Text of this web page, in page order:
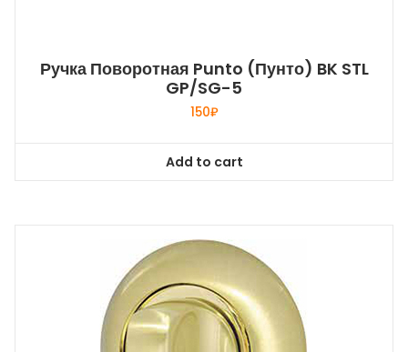
Ручка Поворотная Punto (Пунто) BK STL
GP/SG-5
150₽
Add to cart